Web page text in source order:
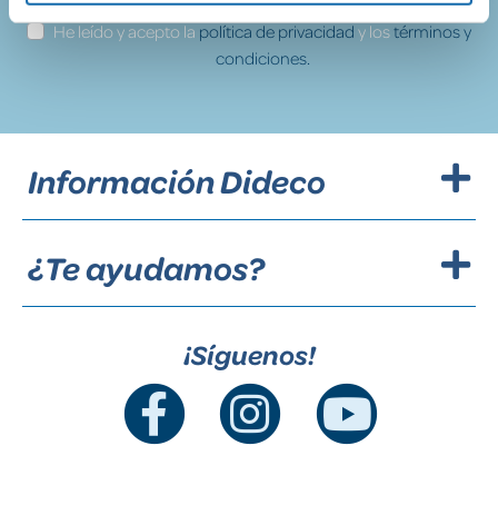
He leído y acepto lapolítica de privacidady lostérminos y
condiciones.
Información Dideco
¿Te ayudamos?
¡Síguenos!